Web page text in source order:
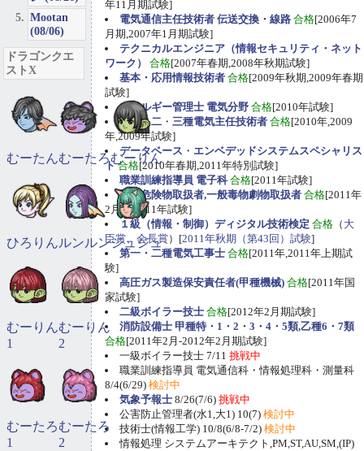
年11月期試験]
電気通信主任技術者 伝送交換・線路 合格[2006年7
月期,2007年1月期試験]
テクニカルエンジニア（情報セキュリティ・ネット
ワーク）
合格[2007年春期,2008年秋期試験]
基本・応用情報技術者 合格[2009年秋期,2009年春期
試験]
エネルギー管理士 電気分野 合格[2010年試験]
第一・二 ・ 三種電気主任技術者 合格[2010年,2009
年,2009年試験]
データベース ・ エンベデッドシステムスペシャリス
ト 合格[2010年春期,2011年特別試験]
職業訓練指導員 電子科 合格[2011年試験]
甲種危険物取扱者,一般毒物劇物取扱者 合格[2011年
2月期,2011年試験]
１級（情報・制御）ディジタル技術検定 合格 （ 大
臣賞、会長賞）[2011年秋期（第43回）試験]
第一・二種電気工事士 合格[2011年,2011年上期試
験]
高圧ガス製造保安責任者(甲種機械) 合格[2011年国
家試験]
二級ボイラー技士 合格[2012年2月期試験]
消防設備士 甲種特・1・2・3・4・5類,乙種6・7類
合格[2011年2月-2012年2月期試験]
一級ボイラー技士 7/11 挑戦中
職業訓練指導員 電気通信科・情報処理科・測量科
8/4(6/29) 検討中
気象予報士 8/26(7/6) 挑戦中
公害防止管理者(水1,大1) 10(7) 検討中
技術士(情報工学) 10/8(6/8-7/2) 検討中
情報処理 システムアーキテクト,PM,ST,AU,SM,(IP)
Mootan
(08/06)
ドラゴンクエ
ストX
むーたんむーたろむーりん
ひろりんルンルンジュジュ
むーりん
1
むーりん
2
むーたろ
1
むーたろ
2